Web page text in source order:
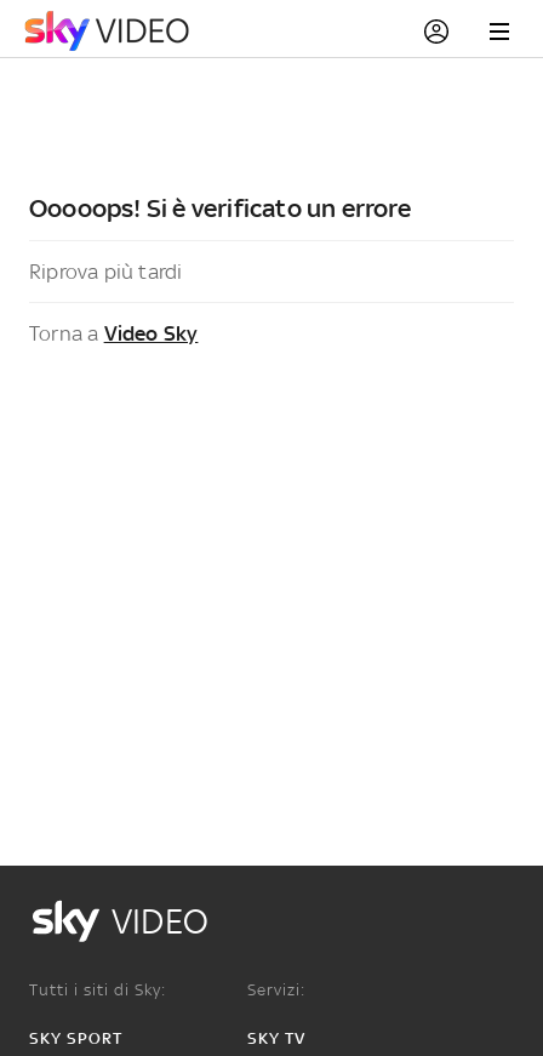
Ooooops! Si è verificato un errore
Riprova più tardi
Torna a Video Sky
VIDEO
Tutti i siti di Sky:
SKY SPORT
Servizi:
SKY TV